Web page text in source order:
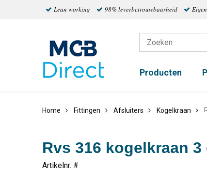
Lean working 98% leverbetrouwbaarheid
Producten
Home Fittingen Afsluiters Kogelkraan
Rvs 316 kogelkraan
Artikelnr. #